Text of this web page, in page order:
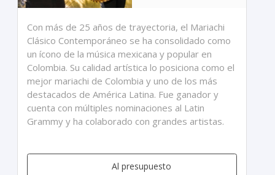
Con más de 25 años de trayectoria, el Mariachi
Clásico Contemporáneo se ha consolidado como
un ícono de la música mexicana y popular en
Colombia. Su calidad artística lo posiciona como el
mejor mariachi de Colombia y uno de los más
destacados de América Latina. Fue ganador y
cuenta con múltiples nominaciones al Latin
Grammy y ha colaborado con grandes artistas.
Al presupuesto